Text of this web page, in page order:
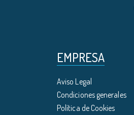
EMPRESA
Aviso Legal
Condiciones generales
Política de Cookies